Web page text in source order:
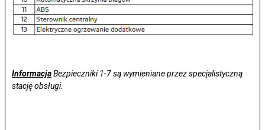
InformacjaBezpieczniki 1-7 są wymieniane przez specjalistyczną
stację obsługi.